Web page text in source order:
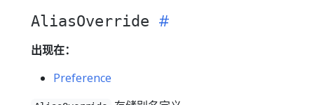
AliasOverride
出现在：
Preference